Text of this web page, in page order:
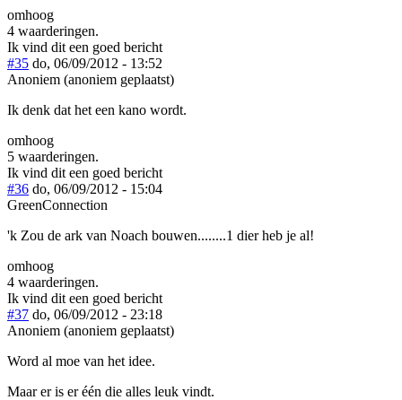
omhoog
4 waarderingen.
Ik vind dit een goed bericht
#35 do, 06/09/2012 - 13:52
Anoniem (anoniem geplaatst)
Ik denk dat het een kano wordt.
omhoog
5 waarderingen.
Ik vind dit een goed bericht
#36 do, 06/09/2012 - 15:04
GreenConnection
'k Zou de ark van Noach bouwen........1 dier heb je al!
omhoog
4 waarderingen.
Ik vind dit een goed bericht
#37 do, 06/09/2012 - 23:18
Anoniem (anoniem geplaatst)
Word al moe van het idee.
Maar er is er één die alles leuk vindt.